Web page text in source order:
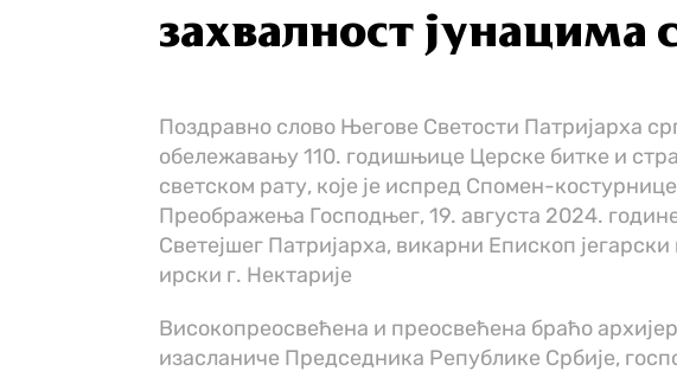
захвалност јунацима
Поздравно слово Његове Светости Патријарха
обележавању 110. годишњице Церске битке и
светском рату, које је испред Спомен-
Преображења Господњег, 19. августа 2024.
Светејшег Патријарха, викарни Епископ
ирски г. Нектарије
Високопреосвећена и преосвећена браћо
изасланиче Председника Републике Србије,